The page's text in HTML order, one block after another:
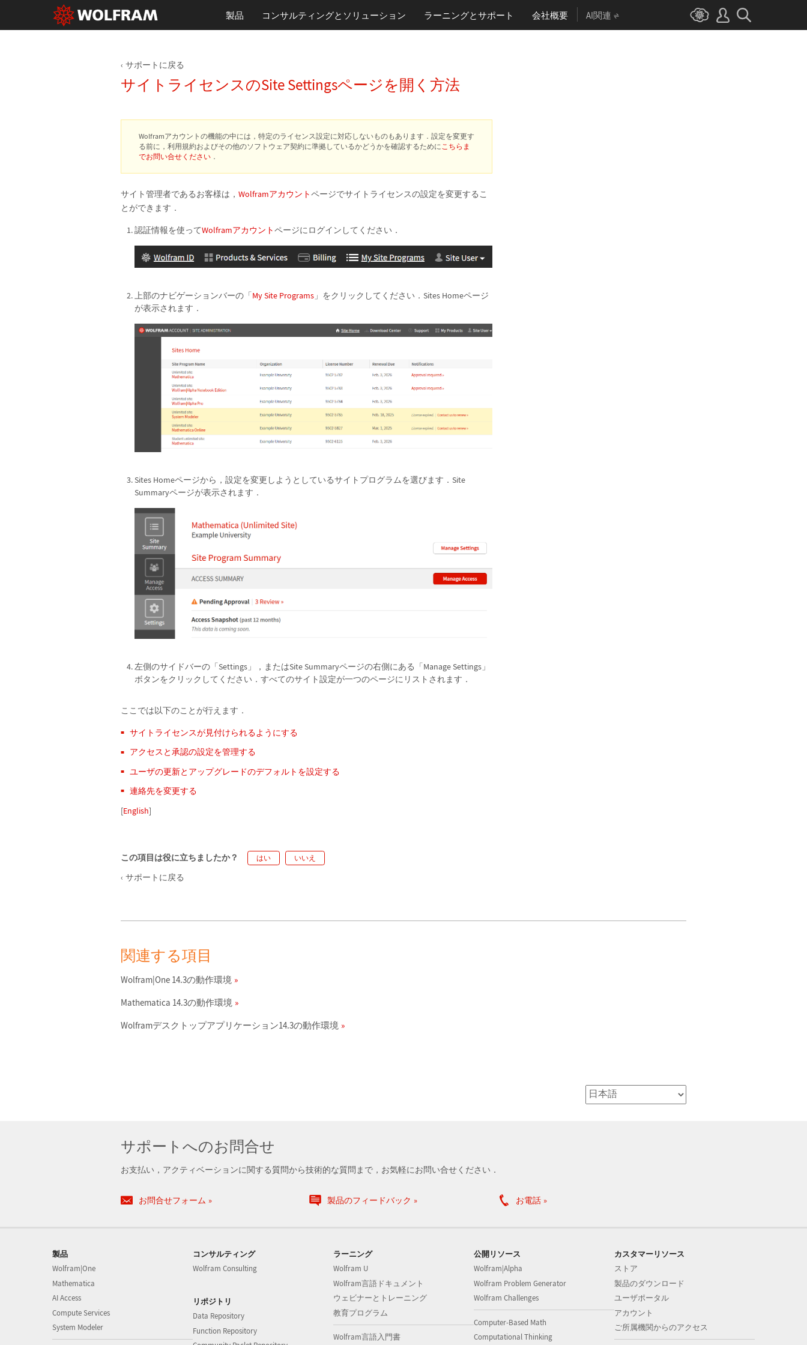
製品 コンサルティングとソリューション ラーニングとサポート 会社概要 AI関連
サポートに戻る
サイトライセンスのSite Settingsページを開く方法
Wolframアカウントの機能の中には，特定のライセンス設定に対応しないものもあります．設定を変更す
る前に，利用規約およびその他のソフトウェア契約に準拠しているかどうかを確認するためにこちらま
でお問い合せください．
サイト管理者であるお客様は，Wolframアカウントページでサイトライセンスの設定を変更するこ
とができます．
認証情報を使ってWolframアカウントページにログインしてください．
上部のナビゲーションバーの「My Site Programs」をクリックしてください．Sites Homeページ
が表示されます．
Sites Homeページから，設定を変更しようとしているサイトプログラムを選びます．Site
Summaryページが表示されます．
左側のサイドバーの「Settings」，またはSite Summaryページの右側にある「Manage Settings」
ボタンをクリックしてください．すべてのサイト設定が一つのページにリストされます．
ここでは以下のことが行えます．
サイトライセンスが見付けられるようにする
アクセスと承認の設定を管理する
ユーザの更新とアップグレードのデフォルトを設定する
連絡先を変更する
[English]
この項目は役に立ちましたか？ はい いいえ
サポートに戻る
関連する項目
Wolfram|One 14.3の動作環境
Mathematica 14.3の動作環境
Wolframデスクトップアプリケーション14.3の動作環境
サポートへのお問合せ
お支払い，アクティベーションに関する質問から技術的な質問まで，お気軽にお問い合せください．
お問合せフォーム 製品のフィードバック お電話
製品
Wolfram|One
Mathematica
AI Access
Compute Services
System Modeler
コンサルティング
Wolfram Consulting
リポジトリ
Data Repository
Function Repository
ラーニング
Wolfram U
Wolfram言語ドキュメント
ウェビナーとトレーニング
教育プログラム
Wolfram言語入門書
公開リソース
Wolfram|Alpha
Wolfram Problem Generator
Wolfram Challenges
Computer-Based Math
Computational Thinking
カスタマーリソース
ストア
製品のダウンロード
ユーザポータル
アカウント
ご所属機関からのアクセス